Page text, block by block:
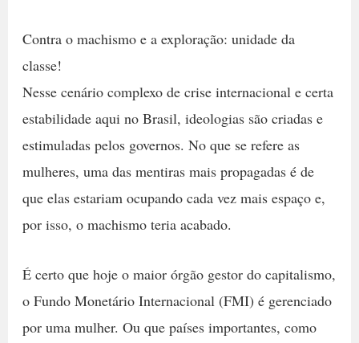
Contra o machismo e a exploração: unidade da
classe!
Nesse cenário complexo de crise internacional e certa
estabilidade aqui no Brasil, ideologias são criadas e
estimuladas pelos governos. No que se refere as
mulheres, uma das mentiras mais propagadas é de
que elas estariam ocupando cada vez mais espaço e,
por isso, o machismo teria acabado.
É certo que hoje o maior órgão gestor do capitalismo,
o Fundo Monetário Internacional (FMI) é gerenciado
por uma mulher. Ou que países importantes, como